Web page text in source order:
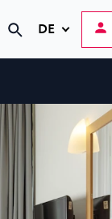
DE
English
Deutsch
Italiano
Slovenščina